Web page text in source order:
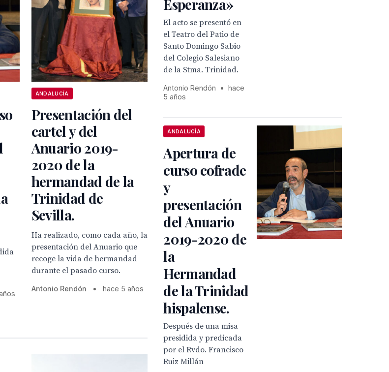
ANDALUCÍA
Presentación del
cartel y del
Anuario 2019-
2020 de la
hermandad de la
Trinidad de
Sevilla.
Ha realizado, como cada año, la
presentación del Anuario que
recoge la vida de hermandad
durante el pasado curso.
Antonio Rendón • hace 5 años
Esperanza»
El acto se presentó en
el Teatro del Patio de
Santo Domingo Sabio
del Colegio Salesiano
de la Stma. Trinidad.
Antonio Rendón •
hace
5 años
ANDALUCÍA
Apertura de
curso cofrade
y
presentación
del Anuario
2019-2020 de
la
Hermandad
de la Trinidad
hispalense.
Después de una misa
presidida y predicada
por el Rvdo. Francisco
Ruiz Millán